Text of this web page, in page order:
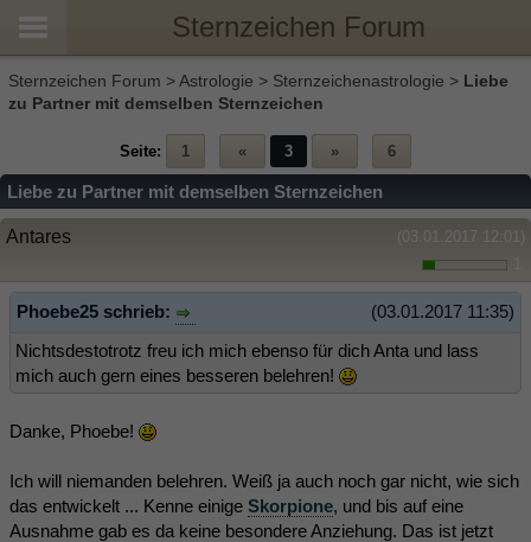
Sternzeichen Forum
Sternzeichen Forum >Astrologie > Sternzeichenastrologie > Liebe
zu Partner mit demselben Sternzeichen
Seite: 1 « 3 » 6
Liebe zu Partner mit demselben Sternzeichen
(03.01.2017 12:01)
Antares
(03.01.2017 11:35)
Phoebe25 schrieb:
Nichtsdestotrotz freu ich mich ebenso für dich Anta und lass
mich auch gern eines besseren belehren!
Danke, Phoebe!
Ich will niemanden belehren. Weiß ja auch noch gar nicht, wie sich
das entwickelt ... Kenne einige Skorpione, und bis auf eine
Ausnahme gab es da keine besondere Anziehung. Das ist jetzt